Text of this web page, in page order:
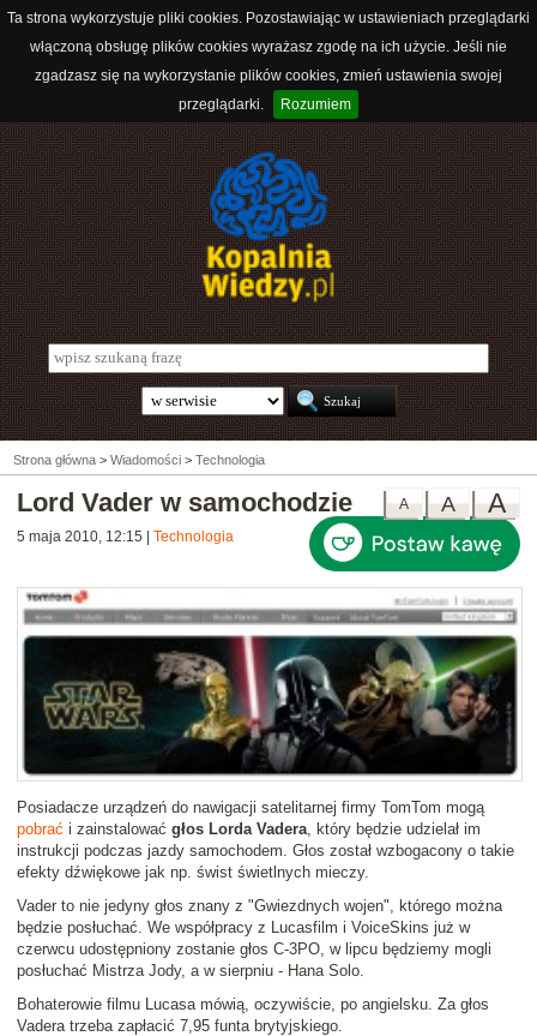
Ta strona wykorzystuje pliki cookies. Pozostawiając w ustawieniach przeglądarki
włączoną obsługę plików cookies wyrażasz zgodę na ich użycie. Jeśli nie
zgadzasz się na wykorzystanie plików cookies, zmień ustawienia swojej
przeglądarki.
Rozumiem
Strona główna > Wiadomości > Technologia
A
A
A
Lord Vader w samochodzie
5 maja 2010, 12:15 Technologia
Posiadacze urządzeń do nawigacji satelitarnej firmy TomTom mogą
pobrać i zainstalować głos Lorda Vadera , który będzie udzielał im
instrukcji podczas jazdy samochodem. Głos został wzbogacony o takie
efekty dźwiękowe jak np. świst świetlnych mieczy.
Vader to nie jedyny głos znany z "Gwiezdnych wojen", którego można
będzie posłuchać. We współpracy z Lucasfilm i VoiceSkins już w
czerwcu udostępniony zostanie głos C-3PO, w lipcu będziemy mogli
posłuchać Mistrza Jody, a w sierpniu - Hana Solo.
Bohaterowie filmu Lucasa mówią, oczywiście, po angielsku. Za głos
Vadera trzeba zapłacić 7,95 funta brytyjskiego.